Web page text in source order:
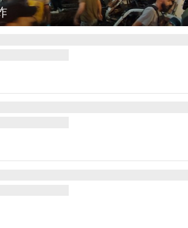
云南弥勒：欢庆火把节